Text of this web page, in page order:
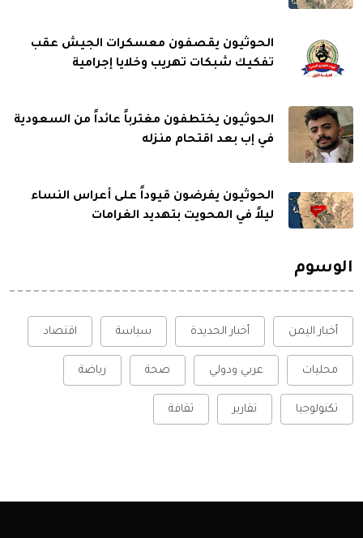
الحوثيون يقصفون معسكرات الجيش عقب
تفكيك شبكات تهريب وخلايا إجرامية
الحوثيون يختطفون مغترباً عائداً من السعودية
في إب بعد اقتحام منزله
الحوثيون يفرضون قيوداً على أعراس النساء
ليلاً في المحويت بتهديد الغرامات
الوسوم
أخبار اليمن أخبار الحديدة سياسة اقتصاد
محليات عربي ودولي صحة رياضة
تكنولوجيا تقارير ثقافة